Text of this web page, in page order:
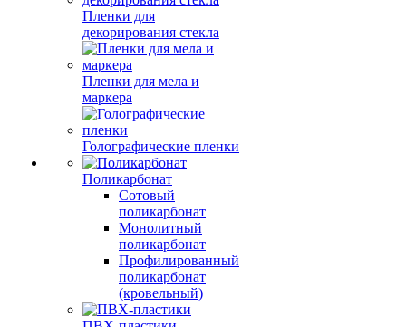
Пленки для
декорирования стекла
Пленки для мела и
маркера
Голографические пленки
Поликарбонат
Сотовый
поликарбонат
Монолитный
поликарбонат
Профилированный
поликарбонат
(кровельный)